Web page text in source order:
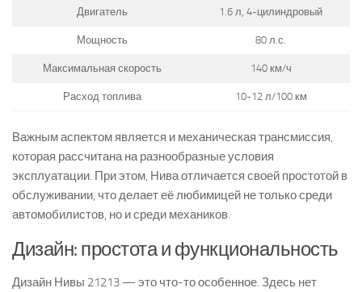
Двигатель 1.6 л, 4-цилиндровый
Мощность 80 л.с.
Максимальная скорость 140 км/ч
Расход топлива 10-12 л/100 км
Важным аспектом является и механическая трансмиссия,
которая рассчитана на разнообразные условия
эксплуатации. При этом, Нива отличается своей простотой в
обслуживании, что делает её любимицей не только среди
автомобилистов, но и среди механиков.
Дизайн: простота и функциональность
Дизайн Нивы 21213 — это что-то особенное. Здесь нет